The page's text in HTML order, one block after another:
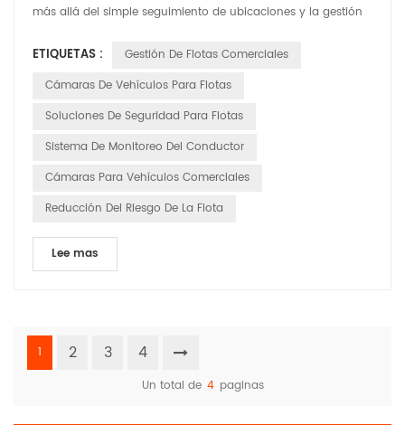
más allá del simple seguimiento de ubicaciones y la gestión
real de las operaciones diarias — algo que los
administradores de flotas modernos ya no pueden permitirse
ETIQUETAS :
Gestión De Flotas Comerciales
Cámaras De Vehículos Para Flotas
Soluciones De Seguridad Para Flotas
Sistema De Monitoreo Del Conductor
Cámaras Para Vehículos Comerciales
Reducción Del Riesgo De La Flota
Lee mas
1 2 3 4
Un total de 4 paginas